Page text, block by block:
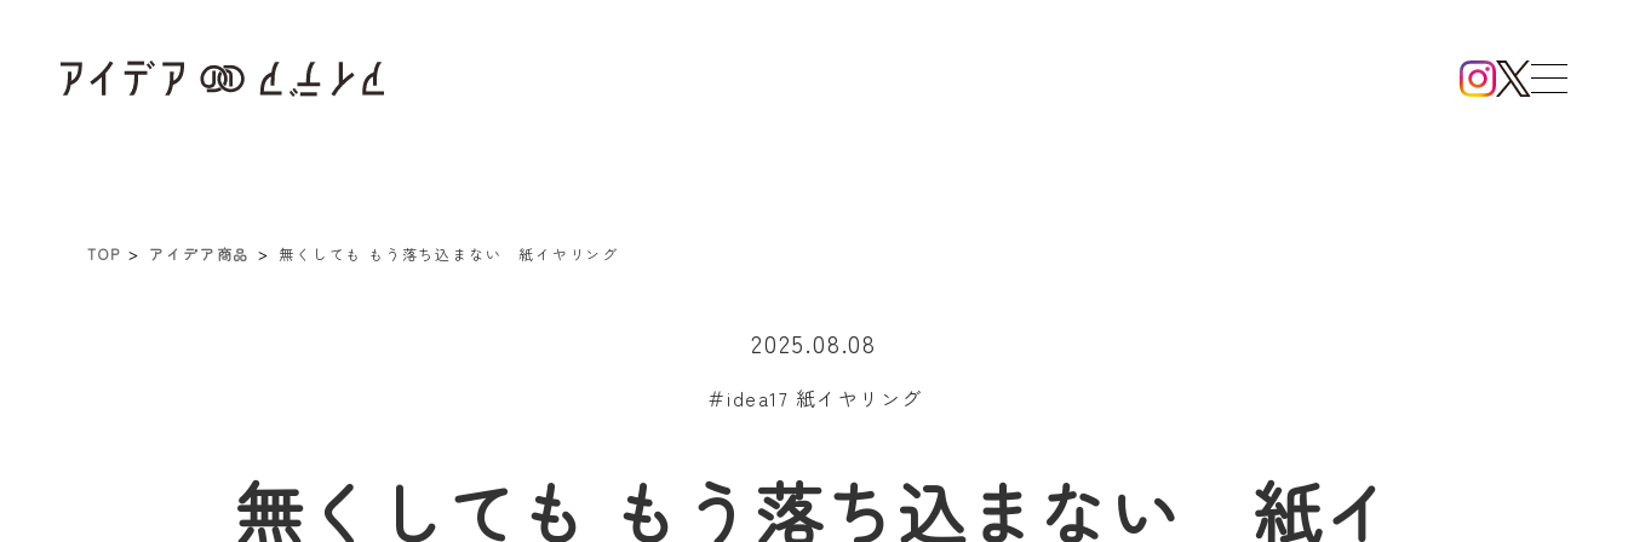
TOP アイデア商品 無くしても もう落ち込まない 紙イヤリング
2025.08.08
＃idea17 紙イヤリング
無くしても もう落ち込まない 紙イ